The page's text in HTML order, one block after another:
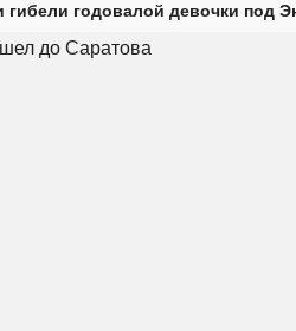
годовалой девочки под